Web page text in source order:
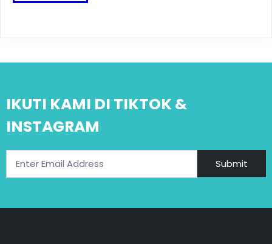
IKUTI KAMI DI TIKTOK &
INSTAGRAM
Submit